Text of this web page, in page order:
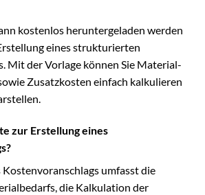
kostenlos heruntergeladen werden
eines strukturierten
Mit der Vorlage können Sie Material-
Zusatzkosten einfach kalkulieren
zur Erstellung eines
umfasst die
die Kalkulation der